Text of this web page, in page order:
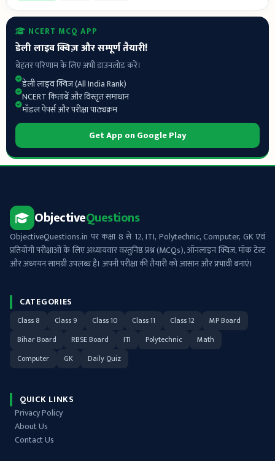
NCERT MCQ APP
डेली लाइव क्विज़ और सम्पूर्ण तैयारी!
बेहतर परिणाम के लिए अभी डाउनलोड करें।
डेली लाइव क्विज़ (All India Rank)
NCERT किताबें और विस्तृत समाधान
मॉडल पेपर्स और परीक्षा पाठ्यक्रम
Get App on Google Play
ObjectiveQuestions
ObjectiveQuestions.in पर कक्षा 8 से 12, ITI, Polytechnic, Computer, GK एवं
प्रतियोगी परीक्षाओं के लिए अध्यायवार वस्तुनिष्ठ प्रश्न (MCQs), ऑनलाइन क्विज़, मॉक टेस्ट
और अध्ययन सामग्री उपलब्ध है। अपनी परीक्षा की तैयारी को आसान और प्रभावी बनाएं।
CATEGORIES
Class 8 Class 9 Class 10 Class 11 Class 12
MP Board
Bihar Board
RBSE Board ITI Polytechnic
Math
Computer
GK Daily Quiz
QUICK LINKS
Privacy Policy
About Us
Contact Us